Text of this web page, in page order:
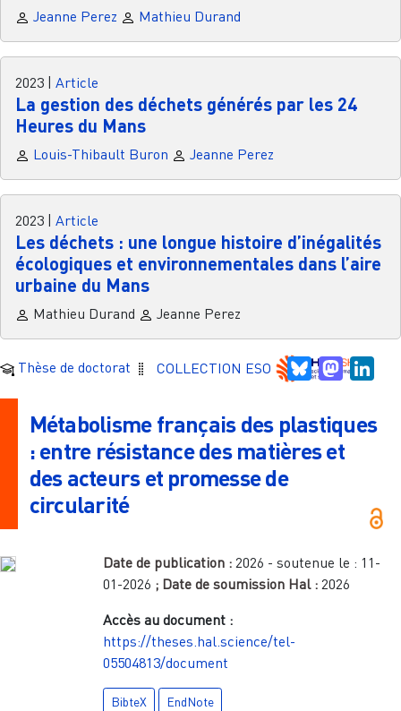
Jeanne Perez Mathieu Durand
2023 Article
La gestion des déchets générés par les 24
Heures du Mans
Louis-Thibault Buron Jeanne Perez
2023 Article
Les déchets : une longue histoire d’inégalités
écologiques et environnementales dans l’aire
urbaine du Mans
Mathieu Durand Jeanne Perez
Thèse de doctorat COLLECTION ESO Bluesky
Métabolisme français des plastiques
: entre résistance des matières et
des acteurs et promesse de
circularité
Date de publication : 2026 - soutenue le : 11-
01-2026 ; Date de soumission Hal : 2026
Accès au document :
https://theses.hal.science/tel-
05504813/document
BibteX EndNote